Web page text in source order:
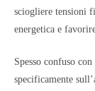
sciogliere tensioni
energetica e
Spesso confuso
specificamente